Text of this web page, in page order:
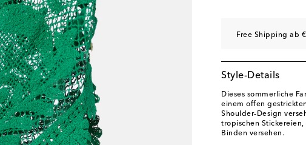
Free Shipping ab
Style-Details
Dieses sommerliche
einem offen
Shoulder-Design
tropischen
Binden versehen.